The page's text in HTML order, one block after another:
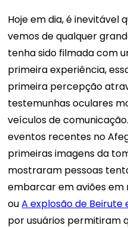
Hoje em dia, é inevitável
vemos de qualquer
tenha sido filmada com
primeira experiência,
primeira percepção
testemunhas oculares
veículos de
eventos recentes no
primeiras imagens da
mostraram pessoas
embarcar em aviões
ouA explosão de Beirute
por usuários permitiram